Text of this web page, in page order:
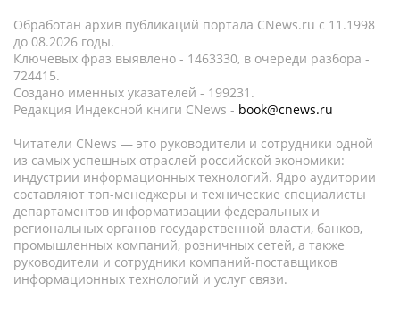
Обработан архив публикаций портала CNews.ru c 11.1998
до 08.2026 годы.
Ключевых фраз выявлено - 1463330, в очереди разбора -
724415.
Создано именных указателей - 199231.
Редакция Индексной книги CNews - book@cnews.ru
Читатели CNews — это руководители и сотрудники одной
из самых успешных отраслей российской экономики:
индустрии информационных технологий. Ядро аудитории
составляют топ-менеджеры и технические специалисты
департаментов информатизации федеральных и
региональных органов государственной власти, банков,
промышленных компаний, розничных сетей, а также
руководители и сотрудники компаний-поставщиков
информационных технологий и услуг связи.